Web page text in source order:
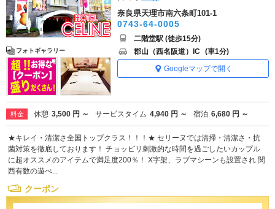
フォトギャラリー
奈良県天理市南六条町101-1
0743-64-0005
二階堂駅 (徒歩15分)
郡山（西名阪道）IC (車1分)
Googleマップで開く
料金 休憩 3,500 円 ～ サービスタイム 4,940 円 ～ 宿泊 6,680 円 ～
★キレイ・清潔さ全国トップクラス！！！★ セリーヌでは清掃・清潔さ・抗
菌対策を徹底しております！ チョッピリ刺激的な時間を過ごしたいカップル
に超オススメのアイテムで満足度200％！ X字架、ラブマシーンも設置され 関
西有数の遊べ...
クーポン